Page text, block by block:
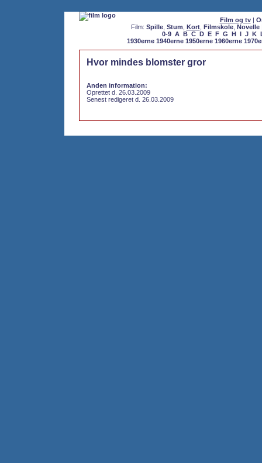
Film og tv|
Film: Spille, Stum Kort, Filmskole, Novelle
0-9 A B C D E F G H I J K
1930erne 1940erne 1950erne 1960erne
Hvor mindes blomster gror
Anden information:
Oprettet d. 26.03.2009
Senest redigeret d. 26.03.2009